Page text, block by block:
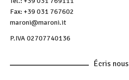
Fax: +39 031 767602
maroni@maroni.it
P.IVA 02707740136
Écris nous